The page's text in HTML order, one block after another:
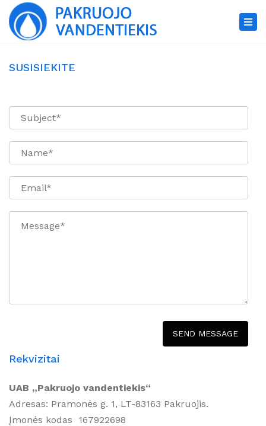
SUSISIEKITE
Rekvizitai
UAB „Pakruojo vandentiekis“
Adresas: Pramonės g. 1, LT-83163 Pakruojis.
Įmonės kodas 167922698